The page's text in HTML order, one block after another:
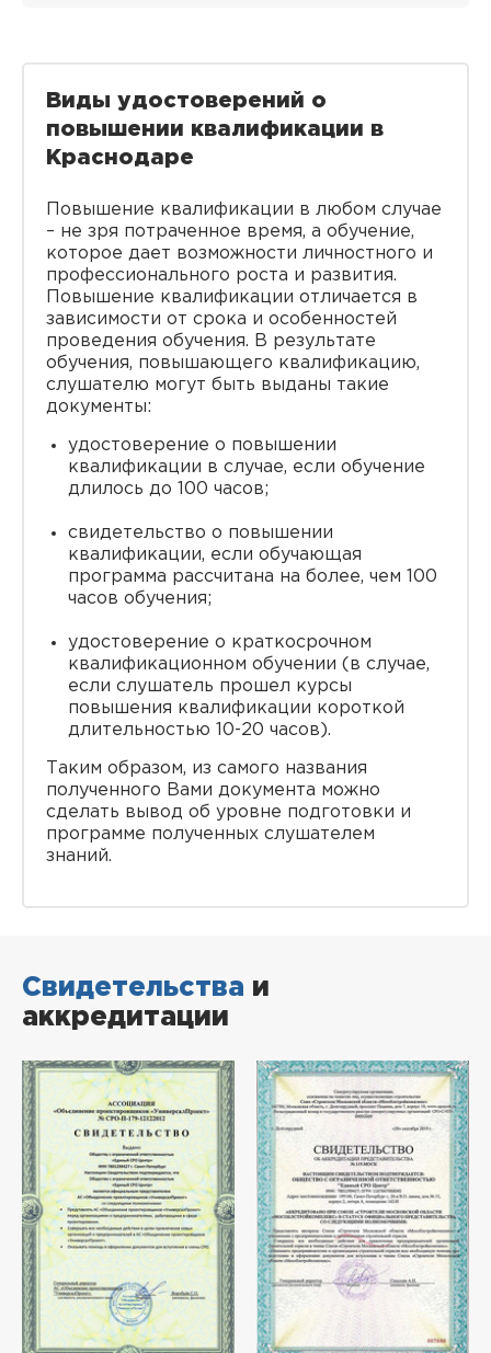
Виды удостоверений о
повышении квалификации в
Краснодаре
Повышение квалификации в любом случае
– не зря потраченное время, а обучение,
которое дает возможности личностного и
профессионального роста и развития.
Повышение квалификации отличается в
зависимости от срока и особенностей
проведения обучения. В результате
обучения, повышающего квалификацию,
слушателю могут быть выданы такие
документы:
удостоверение о повышении
квалификации в случае, если обучение
длилось до 100 часов;
свидетельство о повышении
квалификации, если обучающая
программа рассчитана на более, чем 100
часов обучения;
удостоверение о краткосрочном
квалификационном обучении (в случае,
если слушатель прошел курсы
повышения квалификации короткой
длительностью 10-20 часов).
Таким образом, из самого названия
полученного Вами документа можно
сделать вывод об уровне подготовки и
программе полученных слушателем
знаний.
Свидетельства и
аккредитации